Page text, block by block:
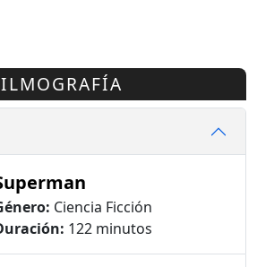
Ciencia Ficción
122 minutos